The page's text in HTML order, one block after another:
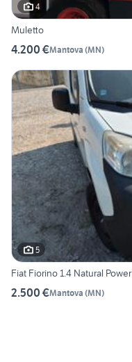
4
Muletto
4.200 €Mantova (MN)
5
Fiat Fiorino 1.4 Natural Power
2.500 €Mantova (MN)